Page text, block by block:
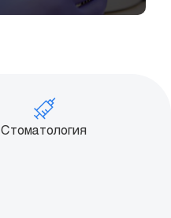
Стоматология